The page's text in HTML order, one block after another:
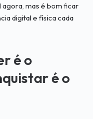
mas é bom ficar
digital e física cada
é o
é o